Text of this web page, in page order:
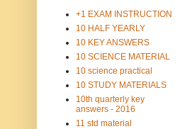
+1 EXAM INSTRUCTION
10 HALF YEARLY
10 KEY ANSWERS
10 SCIENCE MATERIAL
10 science practical
10 STUDY MATERIALS
10th quarterly key
answers - 2016
11 std material